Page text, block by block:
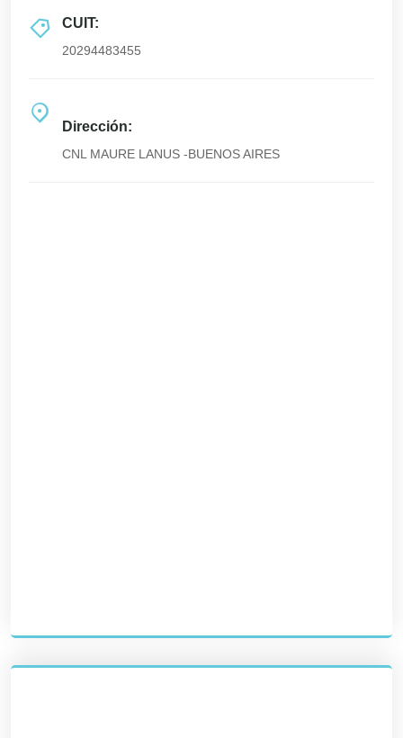
CUIT:
20294483455
Dirección:
CNL MAURE LANUS -BUENOS AIRES